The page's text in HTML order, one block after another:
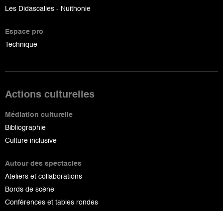
Les Didascalies - Nuithonie
Espace pro
Technique
Actions culturelles
Médiation culturelle
Bibliographie
Culture inclusive
Autour des spectacles
Ateliers et collaborations
Bords de scène
Conférences et tables rondes